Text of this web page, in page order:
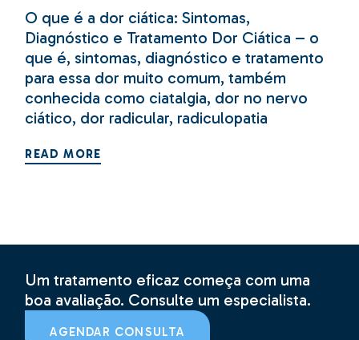
O que é a dor ciática: Sintomas,
Diagnóstico e Tratamento Dor Ciática – o
que é, sintomas, diagnóstico e tratamento
para essa dor muito comum, também
conhecida como ciatalgia, dor no nervo
ciático, dor radicular, radiculopatia
READ MORE
Um tratamento eficaz começa com uma
boa avaliação. Consulte um especialista.
AGENDAR CONSULTA